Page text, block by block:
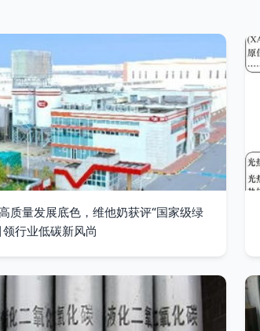
质量发展底色，维他奶获评“国家级绿
领行业低碳新风尚